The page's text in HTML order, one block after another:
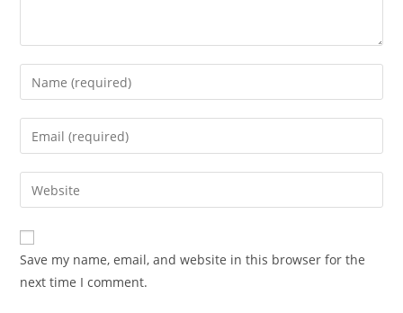
Enter
your
name
comment
Enter
your
email
address
comment
Enter
your
website
URL
(optional)
Save my name, email, and website in this browser for the
next time I comment.